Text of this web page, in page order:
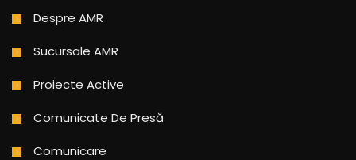
Despre AMR
Sucursale AMR
Proiecte Active
Comunicate De Presă
Comunicare